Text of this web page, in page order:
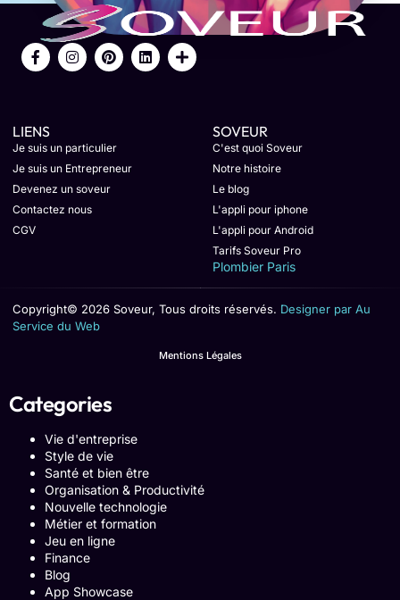
LIENS
Je suis un particulier
Je suis un Entrepreneur
Devenez un soveur
Contactez nous
CGV
SOVEUR
C'est quoi Soveur
Notre histoire
Le blog
L'appli pour iphone
L'appli pour Android
Tarifs Soveur Pro
Plombier Paris
Copyright© 2026 Soveur, Tous droits réservés. Designer par Au
Service du Web
Mentions Légales
Categories
Vie d'entreprise
Style de vie
Santé et bien être
Organisation & Productivité
Nouvelle technologie
Métier et formation
Jeu en ligne
Finance
Blog
App Showcase